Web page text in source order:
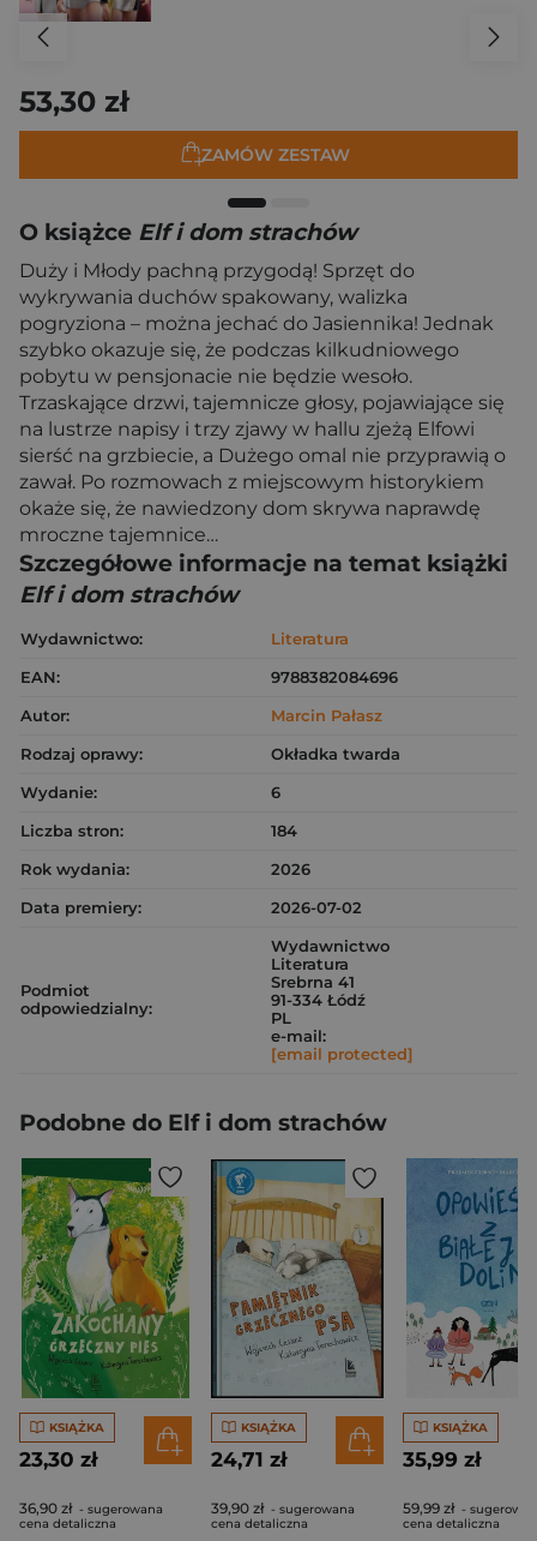
53,30 zł
ZAMÓW ZESTAW
O książce Elf i dom strachów
Duży i Młody pachną przygodą! Sprzęt do
wykrywania duchów spakowany, walizka
pogryziona – można jechać do Jasiennika! Jednak
szybko okazuje się, że podczas kilkudniowego
pobytu w pensjonacie nie będzie wesoło.
Trzaskające drzwi, tajemnicze głosy, pojawiające się
na lustrze napisy i trzy zjawy w hallu zjeżą Elfowi
sierść na grzbiecie, a Dużego omal nie przyprawią o
zawał. Po rozmowach z miejscowym historykiem
okaże się, że nawiedzony dom skrywa naprawdę
mroczne tajemnice…
Szczegółowe informacje na temat książki
Elf i dom strachów
Wydawnictwo:
Literatura
EAN:
9788382084696
Autor:
Marcin Pałasz
Rodzaj oprawy:
Okładka twarda
Wydanie:
6
Liczba stron:
184
Rok wydania:
2026
Data premiery:
2026-07-02
Podmiot
odpowiedzialny:
Wydawnictwo
Literatura
Srebrna 41
91-334 Łódź
PL
e-mail:
[email protected]
Podobne do Elf i dom strachów
KSIĄŻKA
23,30 zł
36,90 zł - sugerowana
cena detaliczna
KSIĄŻKA
24,71 zł
39,90 zł - sugerowana
cena detaliczna
KSIĄŻKA
35,99 zł
59,99 zł -
cena detaliczna